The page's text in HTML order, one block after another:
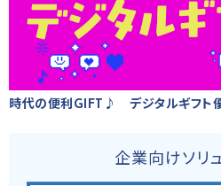
時代の便利GIFT♪ デジタルギフト
企業向けソリ